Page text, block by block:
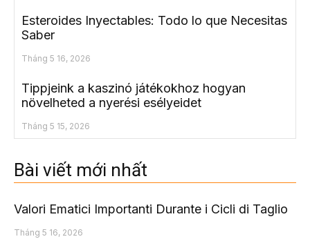
Esteroides Inyectables: Todo lo que Necesitas
Saber
Tháng 5 16, 2026
Tippjeink a kaszinó játékokhoz hogyan
növelheted a nyerési esélyeidet
Tháng 5 15, 2026
Bài viết mới nhất
Valori Ematici Importanti Durante i Cicli di Taglio
Tháng 5 16, 2026